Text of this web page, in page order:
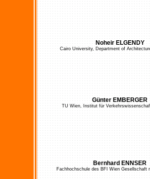
Noheir ELGENDY
Cairo University, Department of
Günter EMBERGER
TU Wien, Institut für
Bernhard ENNSER
Fachhochschule des BFI Wien Gesellschaft